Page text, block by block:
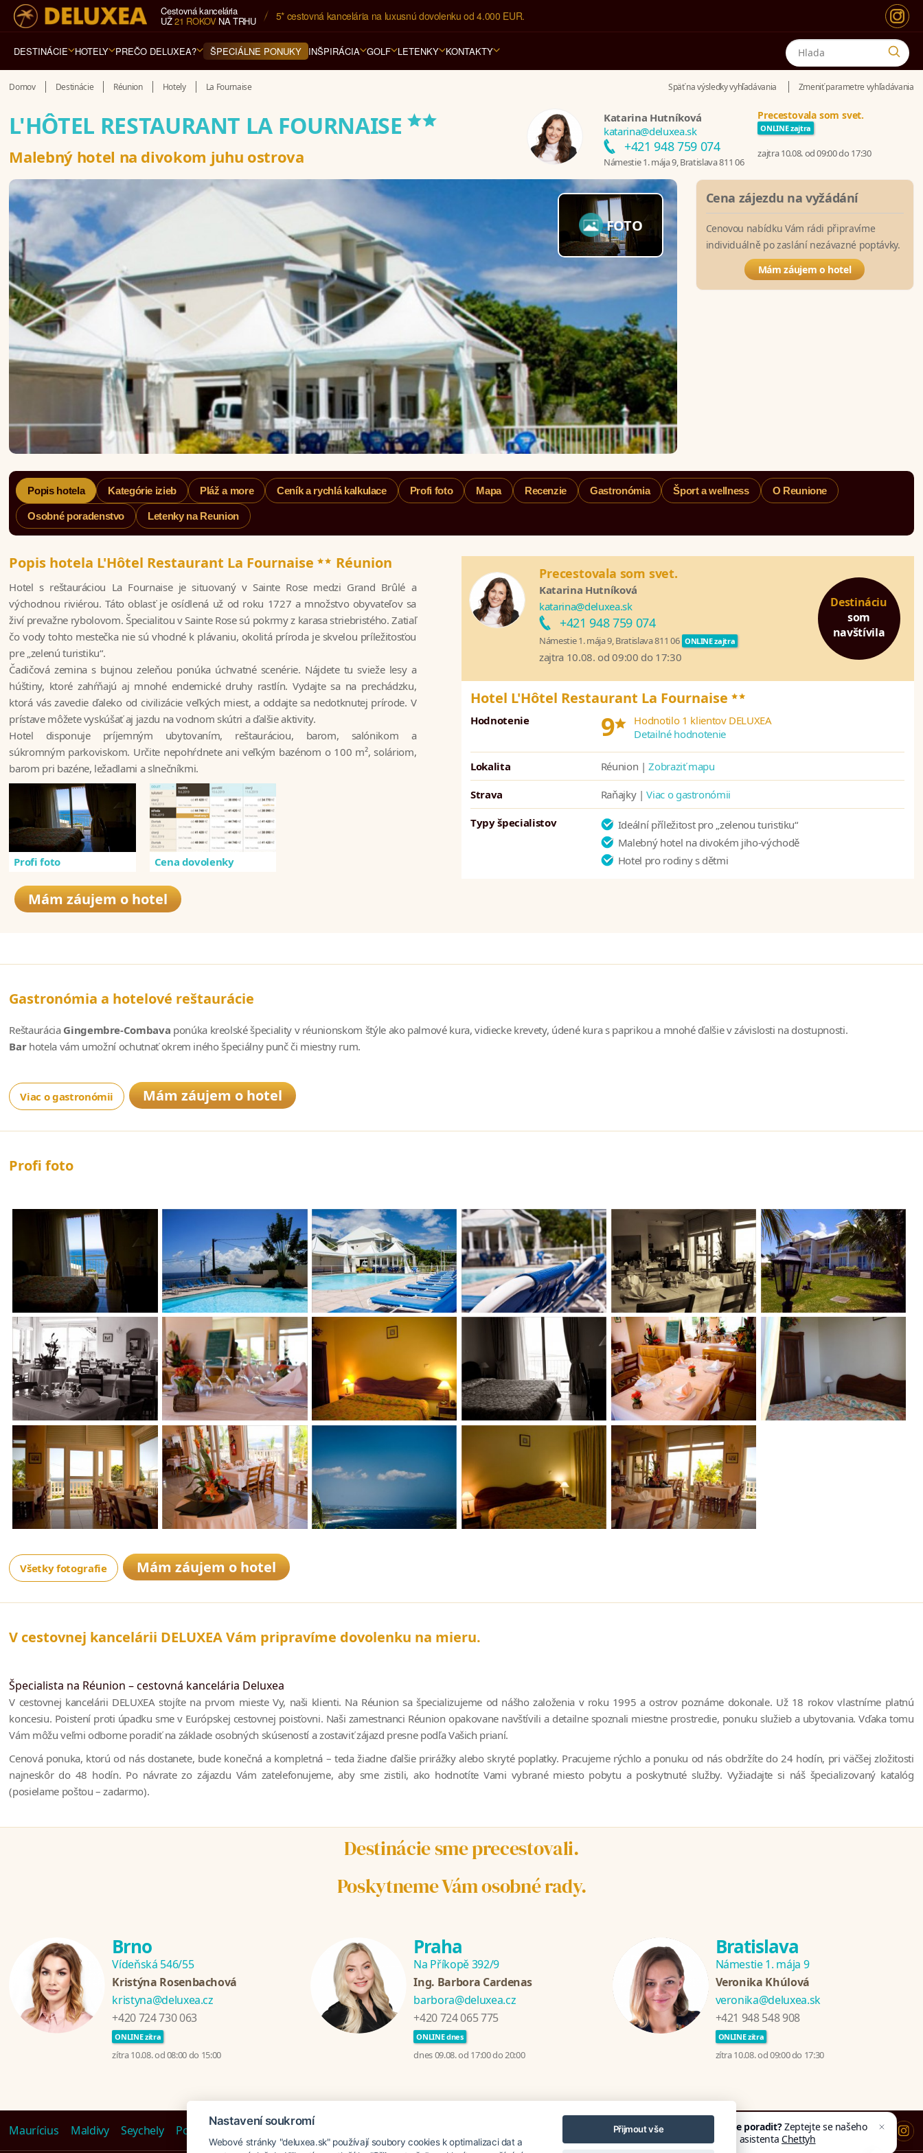
Cestovná kancelária
UŽ21 ROKOVNA TRHU 5* cestovná kancelária na luxusnú dovolenku od 4.000 EUR.
DESTINÁCIE HOTELY PREČO DELUXEA? ŠPECIÁLNE PONUKY INŠPIRÁCIA GOLF LETENKY KONTAKTY
Domov Destinácie Réunion Hotely La Fournaise Späť na výsledky vyhľadávania Zmeniť parametre vyhľadávania
L'HÔTEL RESTAURANT LA FOURNAISE**
Malebný hotel na divokom juhu ostrova
Katarina Hutníková
katarina@deluxea.sk
+421 948 759 074
Námestie 1. mája 9, Bratislava 811 06
Precestovala som svet.
ONLINE zajtra
zajtra 10.08. od 09:00 do 17:30
FOTO
Cena zájezdu na vyžádání
Cenovou nabídku Vám rádi připravíme
individuálně po zaslání nezávazné poptávky.
Mám záujem o hotel
Popis hotela Kategórie izieb Pláž a more Ceník a rychlá kalkulace Profi foto Mapa Recenzie Gastronómia Šport a wellness O Reunione
Osobné poradenstvo Letenky na Reunion
Destináciu
som
navštívila
Precestovala som svet.
Katarina Hutníková
katarina@deluxea.sk
+421 948 759 074
Námestie 1. mája 9, Bratislava 811 06 ONLINE zajtra
zajtra 10.08. od 09:00 do 17:30
Hotel L'Hôtel Restaurant La Fournaise**
Hodnotenie 9* Hodnotilo 1 klientov DELUXEA
Detailné hodnotenie
Lokalita Réunion |Zobraziť mapu
Strava Raňajky |Viac o gastronómii
Typy špecialistov
Ideální příležitost pro „zelenou turistiku“
Malebný hotel na divokém jiho-východě
Hotel pro rodiny s dětmi
Popis hotela L'Hôtel Restaurant La Fournaise** Réunion
Hotel s reštauráciou La Fournaise je situovaný v Sainte Rose medzi Grand Brûlé a
východnou riviérou. Táto oblasť je osídlená už od roku 1727 a množstvo obyvateľov sa
živí prevažne rybolovom. Špecialitou v Sainte Rose sú pokrmy z karasa striebristého. Zatiaľ
čo vody tohto mestečka nie sú vhodné k plávaniu, okolitá príroda je skvelou príležitosťou
pre „zelenú turistiku“.
Čadičová zemina s bujnou zeleňou ponúka úchvatné scenérie. Nájdete tu svieže lesy a
húštiny, ktoré zahŕňajú aj mnohé endemické druhy rastlín. Vydajte sa na prechádzku,
ktorá vás zavedie ďaleko od civilizácie veľkých miest, a oddajte sa nedotknutej prírode. V
prístave môžete vyskúšať aj jazdu na vodnom skútri a ďalšie aktivity.
Hotel disponuje príjemným ubytovaním, reštauráciou, barom, salónikom a
súkromným parkoviskom. Určite nepohŕdnete ani veľkým bazénom o 100 m², soláriom,
barom pri bazéne, ležadlami a slnečníkmi.
Profi foto Cena dovolenky
Mám záujem o hotel
Gastronómia a hotelové reštaurácie
Reštaurácia Gingembre-Combava ponúka kreolské špeciality v réunionskom štýle ako palmové kura, vidiecke krevety, údené kura s paprikou a mnohé ďalšie v závislosti na dostupnosti.
Barhotela vám umožní ochutnať okrem iného špeciálny punč či miestny rum.
Viac o gastronómii Mám záujem o hotel
Profi foto
Všetky fotografie Mám záujem o hotel
V cestovnej kancelárii DELUXEA Vám pripravíme dovolenku na mieru.
Špecialista na Réunion – cestovná kancelária Deluxea
V cestovnej kancelárii DELUXEA stojíte na prvom mieste Vy, naši klienti. Na Réunion sa špecializujeme od nášho založenia v roku 1995 a ostrov poznáme dokonale. Už 18 rokov vlastníme platnú
koncesiu. Poistení proti úpadku sme v Európskej cestovnej poisťovni. Naši zamestnanci Réunion opakovane navštívili a detailne spoznali miestne prostredie, ponuku služieb a ubytovania. Vďaka tomu
Vám môžu veľmi odborne poradiť na základe osobných skúseností a zostaviť zájazd presne podľa Vašich prianí.
Cenová ponuka, ktorú od nás dostanete, bude konečná a kompletná – teda žiadne ďalšie prirážky alebo skryté poplatky. Pracujeme rýchlo a ponuku od nás obdržíte do 24 hodín, pri väčšej zložitosti
najneskôr do 48 hodín. Po návrate zo zájazdu Vám zatelefonujeme, aby sme zistili, ako hodnotíte Vami vybrané miesto pobytu a poskytnuté služby. Vyžiadajte si náš špecializovaný katalóg
(posielame poštou – zadarmo).
Destinácie sme precestovali.
Poskytneme Vám osobné rady.
Brno
Vídeňská 546/55
Kristýna Rosenbachová
kristyna@deluxea.cz
+420 724 730 063
ONLINE zítra
zítra 10.08. od 08:00 do 15:00
Praha
Na Příkopě 392/9
Ing. Barbora Cardenas
barbora@deluxea.cz
+420 724 065 775
ONLINE dnes
dnes 09.08. od 17:00 do 20:00
Bratislava
Námestie 1. mája 9
Veronika Khúlová
veronika@deluxea.sk
+421 948 548 908
ONLINE zítra
zítra 10.08. od 09:00 do 17:30
Maurícius Maldivy Seychely Polynézia Emiráty
Nastavení soukromí
Webové stránky "deluxea.sk" používají soubory cookies k optimalizaci dat a
Přijmout vše Potřebujete poradit?Zeptejte se našeho
asistentaChettyho